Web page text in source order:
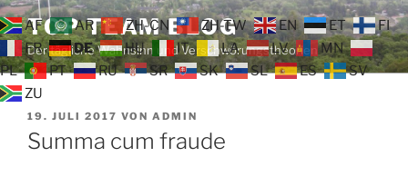
Zum
Inhalt
springen
TOP TEAM BLOG
Der tägliche Wahnsinn und Verschwörungstheorien
VERÖFFENTLICHT
AM
19. JULI 2017 VON ADMIN
Summa cum fraude
AF AR ZH-CN ZH-TW EN ET
FI
FR
DE HU IT LA LV
MN
PL
PT RU SR SK SL ES
SV
ZU